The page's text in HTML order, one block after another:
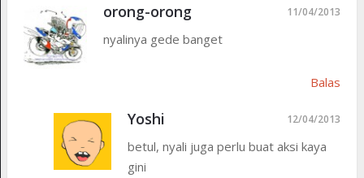
orong-orong 11/04/2013
nyalinya gede banget
Balas
Yoshi 12/04/2013
betul, nyali juga perlu buat aksi kaya
gini